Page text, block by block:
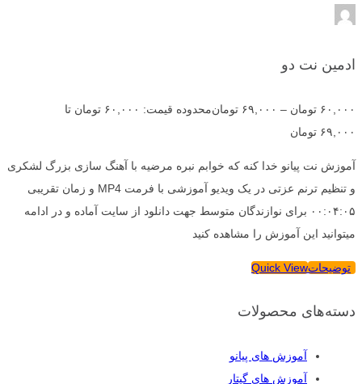
ادمین نت دو
۶۰,۰۰۰ تومان – ۶۹,۰۰۰ تومان
محدوده قیمت: ۶۰,۰۰۰ تومان تا
۶۹,۰۰۰ تومان
آموزش نت پیانو خدا کنه که خوابم نبره مرضیه با آهنگ سازی بزرگ لشکری
و تنظیم ترنم عزتی در یک ویدیو آموزشی با فرمت MP4 و زمان تقریبی
۰۰:۰۴:۰۵ برای نوازندگان متوسط جهت دانلود از سایت آماده و در ادامه
میتوانید این آموزش را مشاهده کنید
توضیحاتQuick View
دسته‌های محصولات
آموزش های پیانو
آموزش های گیتار